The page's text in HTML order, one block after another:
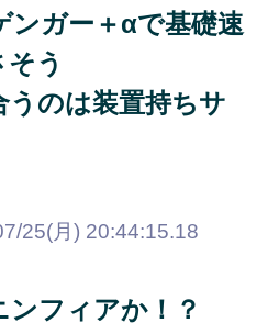
ンガー＋αで基礎速
う
のは装置持ちサ
25(月) 20:44:15.18
フィアか！？